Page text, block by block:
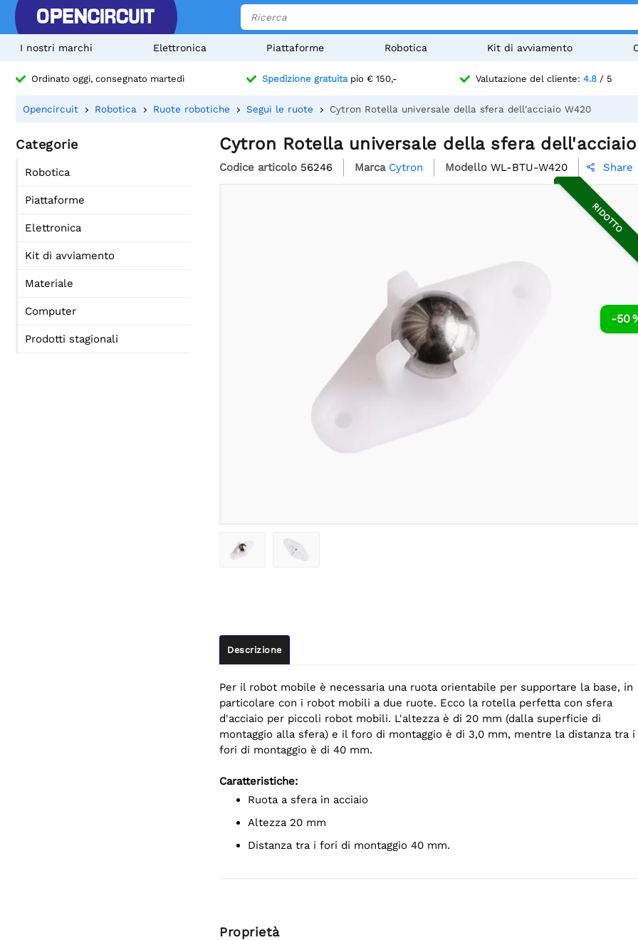
I nostri marchi Elettronica Piattaforme Robotica Kit di avviamento
Ordinato oggi, consegnato martedì Spedizione gratuitapio € 150,- Valutazione del cliente: 4.8/ 5
Opencircuit Robotica Ruote robotiche Segui le ruote Cytron Rotella universale della sfera dell'acciaio W420
Categorie
Robotica
Piattaforme
Elettronica
Kit di avviamento
Materiale
Computer
Prodotti stagionali
Cytron Rotella universale della sfera
Codice articolo 56246 Marca Cytron Modello WL-BTU-W420  Share
-50
RIDOTTO
Descrizione
Per il robot mobile è necessaria una ruota orientabile per supportare la base, in
particolare con i robot mobili a due ruote. Ecco la rotella perfetta con sfera
d'acciaio per piccoli robot mobili. L'altezza è di 20 mm (dalla superficie di
montaggio alla sfera) e il foro di montaggio è di 3,0 mm, mentre la distanza tra i
fori di montaggio è di 40 mm.
Caratteristiche:
Ruota a sfera in acciaio
Altezza 20 mm
Distanza tra i fori di montaggio 40 mm.
Proprietà